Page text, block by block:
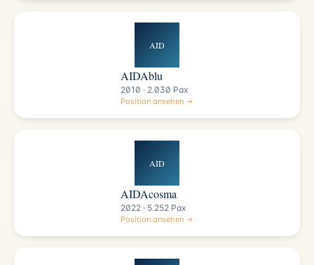
AID
AIDAblu
2010 · 2.030 Pax
Position ansehen →
AID
AIDAcosma
2022 · 5.252 Pax
Position ansehen →